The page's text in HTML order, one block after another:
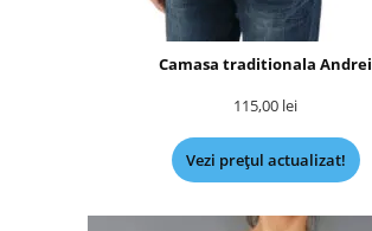
Camasa traditionala Andrei
115,00 lei
Vezi prețul actualizat!